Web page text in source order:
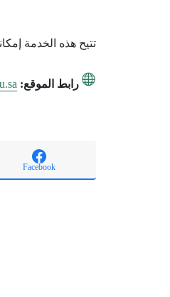
تتيح هذه الخدمة
رابط الموقع:
Facebook